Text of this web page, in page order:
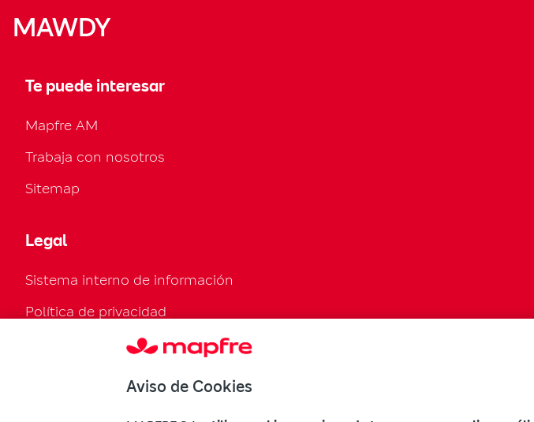
MAWDY
Te puede interesar
Mapfre AM
Trabaja con nosotros
Sitemap
Legal
Sistema interno de información
Política de privacidad
Política de cookies
Aviso de Cookies